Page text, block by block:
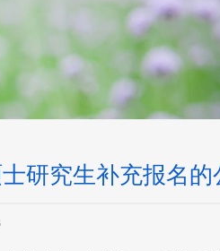
研究生补充报名的